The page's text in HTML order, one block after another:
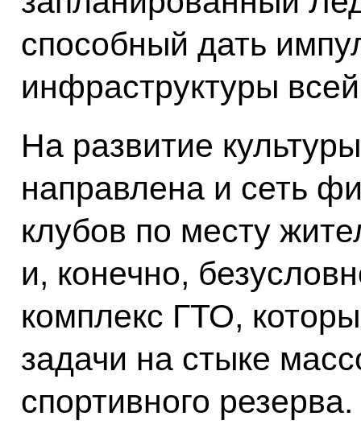
способный дать
инфраструктуры
На развитие
направлена и сеть
клубов по месту
и, конечно,
комплекс ГТО,
задачи на стыке
спортивного резерва.